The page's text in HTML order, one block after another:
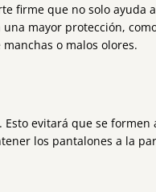
firme que no solo ayuda
mayor protección,
o malos olores.
evitará que se formen
los pantalones a la